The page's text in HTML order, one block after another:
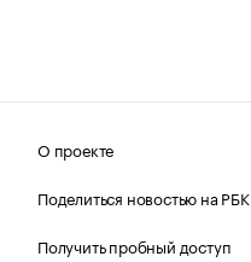
О проекте
Поделиться новостью на РБК
Получить пробный доступ